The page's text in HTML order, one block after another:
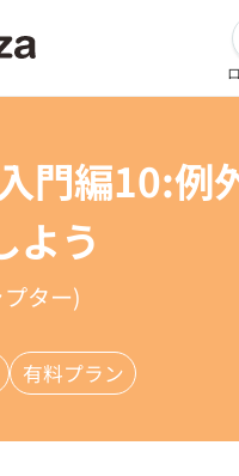
ー
イド
ー
門編10:例
よう
ター)
有料プラン